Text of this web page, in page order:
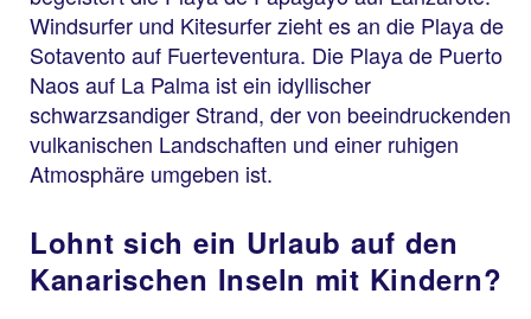
Windsurfer und Kitesurfer zieht es an die Playa de
Sotavento auf Fuerteventura. Die Playa de Puerto
Naos auf La Palma ist ein idyllischer
schwarzsandiger Strand, der von beeindruckenden
vulkanischen Landschaften und einer ruhigen
Atmosphäre umgeben ist.
Lohnt sich ein Urlaub auf den
Kanarischen Inseln mit Kindern?